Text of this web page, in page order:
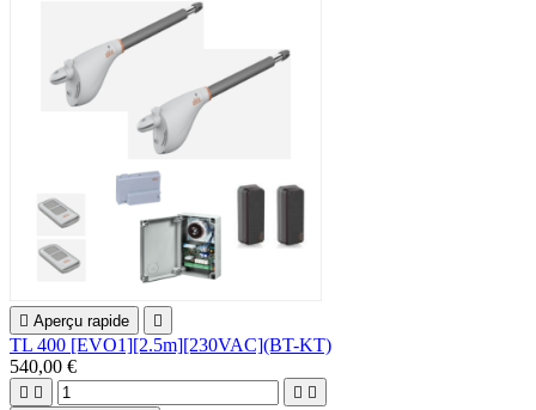
 Aperçu rapide 
TL 400 [EVO1][2.5m][230VAC](BT-KT)
540,00 €
   